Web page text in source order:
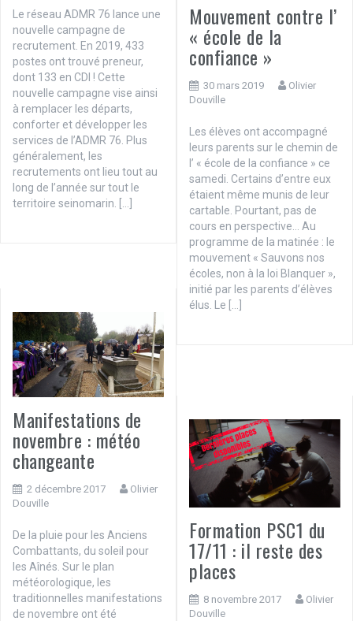
Le réseau ADMR 76 lance une
nouvelle campagne de
recrutement. En 2019, 433
postes ont trouvé preneur,
dont 133 en CDI ! Cette
nouvelle campagne vise ainsi
à remplacer les départs,
conforter et développer les
services de l’ADMR 76. Plus
généralement, les
recrutements ont lieu tout au
long de l’année sur tout le
territoire seinomarin. […]
Mouvement contre l’
« école de la
confiance »
30 mars 2019
Olivier
Douville
Les élèves ont accompagné
leurs parents sur le chemin de
l’ « école de la confiance » ce
samedi. Certains d’entre eux
étaient même munis de leur
cartable. Pourtant, pas de
cours en perspective… Au
programme de la matinée : le
mouvement « Sauvons nos
écoles, non à la loi Blanquer »,
initié par les parents d’élèves
élus. Le […]
Manifestations de
novembre : météo
changeante
2 décembre 2017
Olivier
Douville
De la pluie pour les Anciens
Combattants, du soleil pour
les Aînés. Sur le plan
météorologique, les
traditionnelles manifestations
de novembre ont été
Formation PSC1 du
17/11 : il reste des
places
8 novembre 2017
Olivier
Douville